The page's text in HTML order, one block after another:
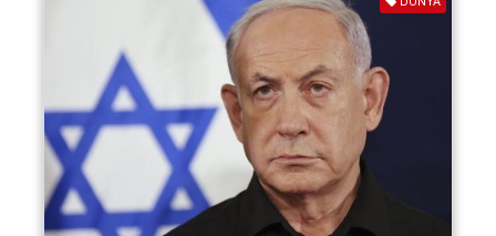
DÜNYA